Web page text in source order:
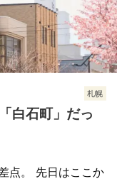
札幌
白石町」だっ
点。 先日はここか